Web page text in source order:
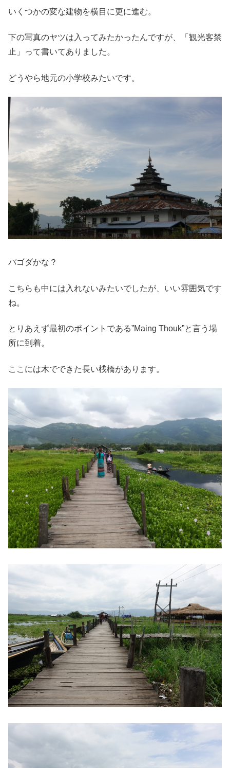
いくつかの変な建物を横目に更に進む。
下の写真のヤツは入ってみたかったんですが、「観光客禁
止」って書いてありました。
どうやら地元の小学校みたいです。
パゴダかな？
こちらも中には入れないみたいでしたが、いい雰囲気です
ね。
とりあえず最初のポイントである”Maing Thouk”と言う場
所に到着。
ここには木でできた長い桟橋があります。